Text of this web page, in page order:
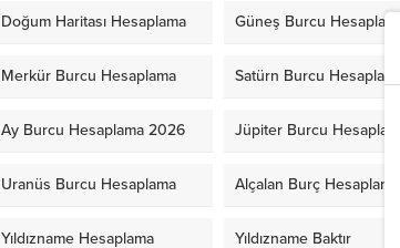
Doğum Haritası Hesaplama Güneş Burcu Hesaplama
Merkür Burcu Hesaplama Satürn Burcu Hesaplama
Ay Burcu Hesaplama 2026 Jüpiter Burcu Hesaplama
Uranüs Burcu Hesaplama Alçalan Burç Hesaplama
Yıldızname Hesaplama Yıldızname Baktır